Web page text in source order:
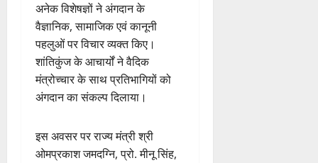
अनेक विशेषज्ञों ने अंगदान के
वैज्ञानिक, सामाजिक एवं कानूनी
पहलुओं पर विचार व्यक्त किए।
शांतिकुंज के आचार्यों ने वैदिक
मंत्रोच्चार के साथ प्रतिभागियों को
अंगदान का संकल्प दिलाया।
इस अवसर पर राज्य मंत्री श्री
ओमप्रकाश जमदग्नि, प्रो. मीनू सिंह,